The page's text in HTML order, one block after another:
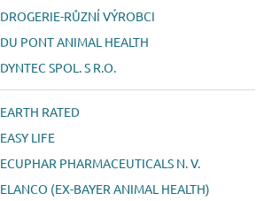
DROGERIE-RŮZNÍ VÝROBCI
DU PONT ANIMAL HEALTH
DYNTEC SPOL. S R.O.
EARTH RATED
EASY LIFE
ECUPHAR PHARMACEUTICALS N. V.
ELANCO (EX-BAYER ANIMAL HEALTH)